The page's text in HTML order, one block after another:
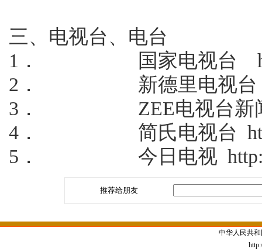
三、电视台、电台
1．
国家电视台
2．
新德里电视台
3．
ZEE电视台新
4．
简氏电视台
5．
今日电视
推荐给朋友
中华人民共